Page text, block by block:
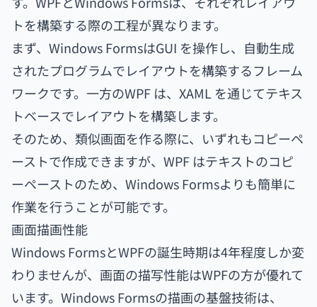
トを構築する際の工程が異なります。
まず、Windows FormsはGUI を操作し、自動生成
されたプログラムでレイアウトを構築するフレーム
ワークです。一方のWPF は、XAML を通じてテキス
トベースでレイアウトを構築します。
そのため、類似画面を作る際に、いずれもコピーペ
ーストで作成できますが、WPF はテキストのコピ
ーペーストのため、Windows Formsよりも簡単に
作業を行うことが可能です。
画面描画性能
Windows FormsとWPFの誕生時期は4年程度しか変
わりませんが、画面の描写性能はWPFの方が優れて
います。Windows Formsの描画の基盤技術は、